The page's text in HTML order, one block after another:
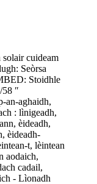
solair cuideam
Seòrsa
Stoidhle
″
an-aghaidh,
: lìnigeadh,
èideadh,
èideadh-
t, lèintean
aodaich,
cadail,
- Lìonadh